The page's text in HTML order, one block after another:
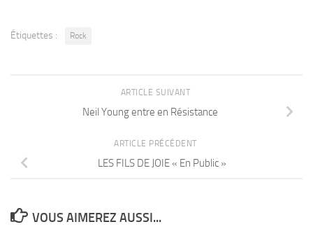
Étiquettes : Rock
ARTICLE SUIVANT
Neil Young entre en Résistance
ARTICLE PRÉCÉDENT
LES FILS DE JOIE « En Public »
VOUS AIMEREZ AUSSI...